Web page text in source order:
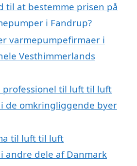
til at bestemme prisen på
i Fandrup?
varmepumpefirmaer i
Vesthimmerlands
professionel til luft til luft
de omkringliggende byer
til luft til luft
andre dele af Danmark